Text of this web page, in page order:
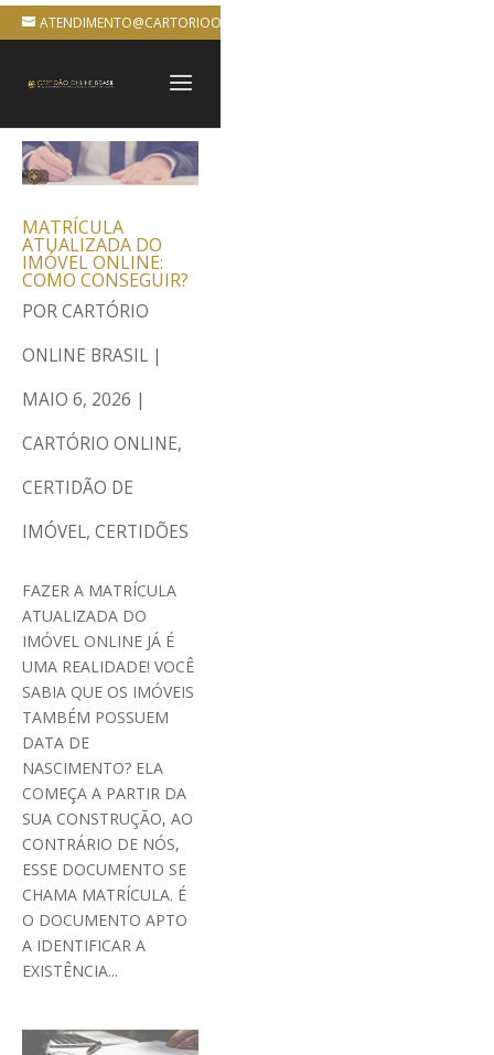
ATENDIMENTO@CARTORIOONLINEBRASIL.COM.BR
MATRÍCULA
ATUALIZADA DO
IMÓVEL ONLINE:
COMO CONSEGUIR?
PORCARTÓRIO
ONLINE BRASIL |
MAIO 6, 2026 |
CARTÓRIO ONLINE,
CERTIDÃO DE
IMÓVEL, CERTIDÕES
FAZER A MATRÍCULA
ATUALIZADA DO
IMÓVEL ONLINE JÁ É
UMA REALIDADE! VOCÊ
SABIA QUE OS IMÓVEIS
TAMBÉM POSSUEM
DATA DE
NASCIMENTO? ELA
COMEÇA A PARTIR DA
SUA CONSTRUÇÃO, AO
CONTRÁRIO DE NÓS,
ESSE DOCUMENTO SE
CHAMA MATRÍCULA. É
O DOCUMENTO APTO
A IDENTIFICAR A
EXISTÊNCIA...